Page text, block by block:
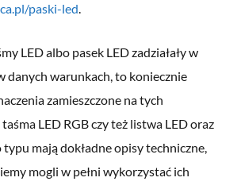
paski-led.
LED albo pasek LED zadziałały w
danych warunkach, to koniecznie
zamieszczone na tych
LED RGB czy też listwa LED oraz
mają dokładne opisy techniczne,
mogli w pełni wykorzystać ich